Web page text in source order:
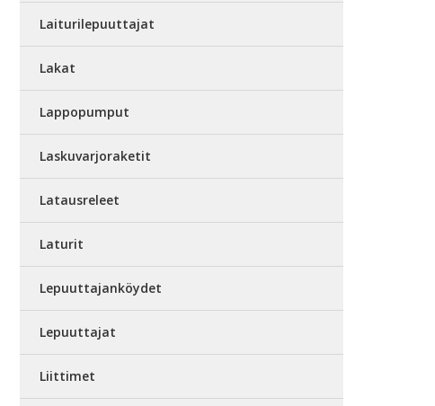
Laiturilepuuttajat
Lakat
Lappopumput
Laskuvarjoraketit
Latausreleet
Laturit
Lepuuttajanköydet
Lepuuttajat
Liittimet